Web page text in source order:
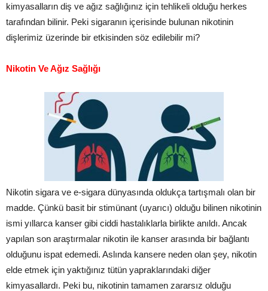
kimyasalların diş ve ağız sağlığınız için tehlikeli olduğu herkes
tarafından bilinir. Peki sigaranın içerisinde bulunan nikotinin
dişlerimiz üzerinde bir etkisinden söz edilebilir mi?
Nikotin Ve Ağız Sağlığı
Nikotin sigara ve e-sigara dünyasında oldukça tartışmalı olan bir
madde. Çünkü basit bir stimünant (uyarıcı) olduğu bilinen nikotinin
ismi yıllarca kanser gibi ciddi hastalıklarla birlikte anıldı. Ancak
yapılan son araştırmalar nikotin ile kanser arasında bir bağlantı
olduğunu ispat edemedi. Aslında kansere neden olan şey, nikotin
elde etmek için yaktığınız tütün yapraklarındaki diğer
kimyasallardı. Peki bu, nikotinin tamamen zararsız olduğu